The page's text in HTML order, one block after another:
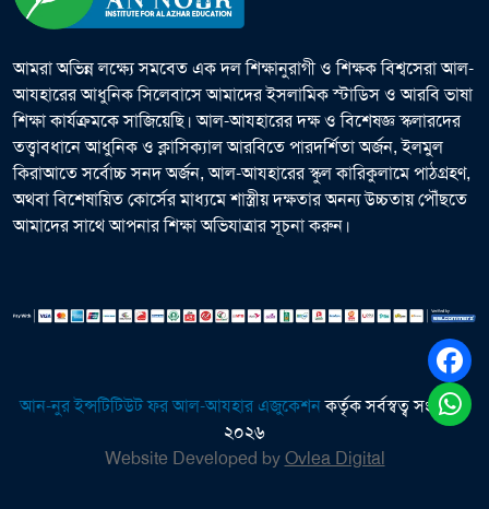
আমরা অভিন্ন লক্ষ্যে সমবেত এক দল শিক্ষানুরাগী ও শিক্ষক বিশ্বসেরা আল-
আযহারের আধুনিক সিলেবাসে আমাদের ইসলামিক স্টাডিস ও আরবি ভাষা
শিক্ষা কার্যক্রমকে সাজিয়েছি। আল-আযহারের দক্ষ ও বিশেষজ্ঞ স্কলারদের
তত্ত্বাবধানে আধুনিক ও ক্লাসিক্যাল আরবিতে পারদর্শিতা অর্জন, ইলমুল
কিরাআতে সর্বোচ্চ সনদ অর্জন, আল-আযহারের স্কুল কারিকুলামে পাঠগ্রহণ,
অথবা বিশেষায়িত কোর্সের মাধ্যমে শাস্ত্রীয় দক্ষতার অনন্য উচ্চতায় পৌঁছতে
আমাদের সাথে আপনার শিক্ষা অভিযাত্রার সূচনা করুন।
আন-নুর ইন্সটিটিউট ফর আল-আযহার এজুকেশনকর্তৃক সর্বস্বত্ব সংরক্ষিত
২০২৬
Website Developed byOvlea Digital